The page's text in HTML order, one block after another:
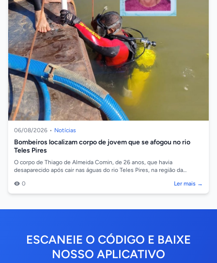
06/08/2026 • Notícias
Bombeiros localizam corpo de jovem que se afogou no rio
Teles Pires
O corpo de Thiago de Almeida Comin, de 26 anos, que havia
desaparecido após cair nas águas do rio Teles Pires, na região da
0
Ler mais →
ESCANEIE O CÓDIGO E BAIXE
NOSSO APLICATIVO